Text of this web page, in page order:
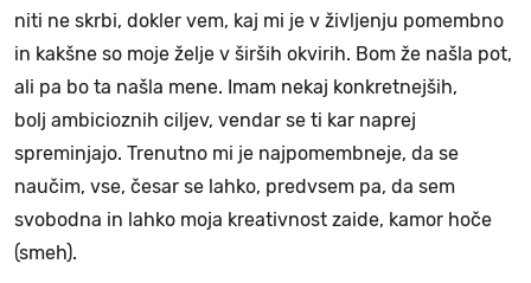
niti ne skrbi, dokler vem, kaj mi je v življenju pomembno
in kakšne so moje želje v širših okvirih. Bom že našla pot,
ali pa bo ta našla mene. Imam nekaj konkretnejših,
bolj ambicioznih ciljev, vendar se ti kar naprej
spreminjajo. Trenutno mi je najpomembneje, da se
naučim, vse, česar se lahko, predvsem pa, da sem
svobodna in lahko moja kreativnost zaide, kamor hoče
(smeh).